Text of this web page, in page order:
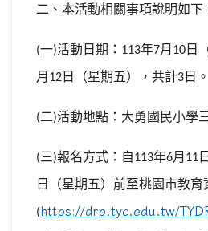
二、本活動相關事項說明如下
(一)活動日期： 113年7月 10 日
月 12 日（星期五），共計3 日。
(二)活動地點：大勇國民小學
(三)報名方式：自113年6月 11
日（星期五）前至桃園市教
(https://drp.tyc.edu.tw/